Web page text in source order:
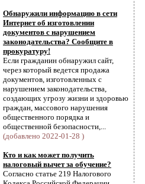
Обнаружили информацию в сети
Интернет об изготовлении
документов с нарушением
законодательства? Сообщите в
прокуратуру!
Если гражданин обнаружил сайт,
через который ведется продажа
документов, изготовленных с
нарушением законодательства,
создающих угрозу жизни и здоровью
граждан, массового нарушения
общественного порядка и
общественной безопасности,...
(добавлено 2022-01-28 )
Кто и как может получить
налоговый вычет за обучение?
Согласно статье 219 Налогового